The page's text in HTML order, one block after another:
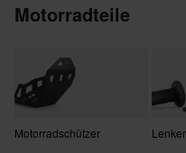
Motorradteile
Motorradschützer